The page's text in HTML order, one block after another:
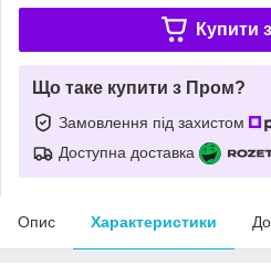
Купити з
Що таке купити з Пром?
Замовлення під захистом
Доступна доставка
Опис Характеристики